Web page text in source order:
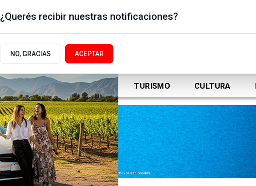
POLÍTICA DEPORTES TURISMO CULTURA
¿Querés recibir nuestras notificaciones?
NO, GRACIAS ACEPTAR